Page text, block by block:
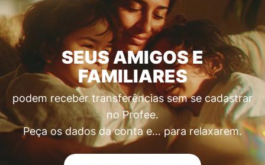
SEUS AMIGOS E
FAMILIARES
podem receber transferências sem se cadastrar
no Profee.
Peça os dados da conta e… para relaxarem.